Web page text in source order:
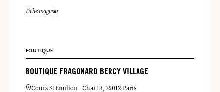
Fiche magasin
BOUTIQUE
BOUTIQUE FRAGONARD BERCY VILLAGE
Cours St Emilion Chai 13 75012 Paris